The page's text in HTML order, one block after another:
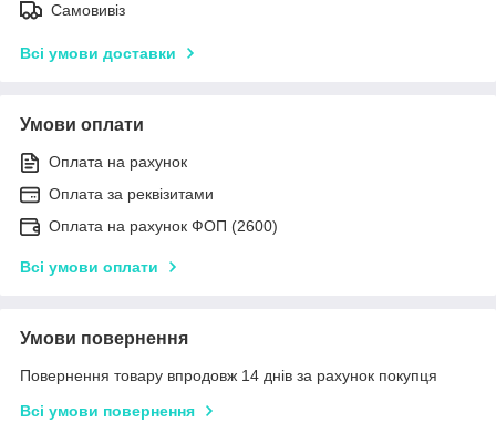
Самовивіз
Всі умови доставки
Умови оплати
Оплата на рахунок
Оплата за реквізитами
Оплата на рахунок ФОП (2600)
Всі умови оплати
Умови повернення
Повернення товару впродовж 14 днів за рахунок покупця
Всі умови повернення